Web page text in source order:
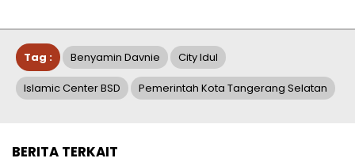
Tag : Benyamin Davnie City Idul
Islamic Center BSD Pemerintah Kota Tangerang Selatan
BERITA TERKAIT